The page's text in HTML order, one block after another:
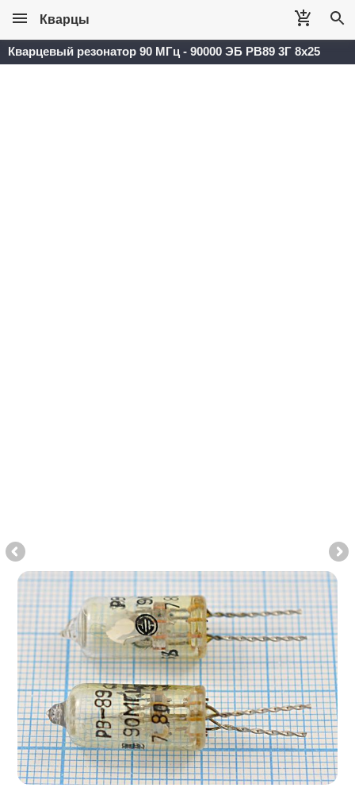
Кварцы
Кварцевый резонатор 90 МГц - 90000 ЭБ РВ89 3Г 8x25